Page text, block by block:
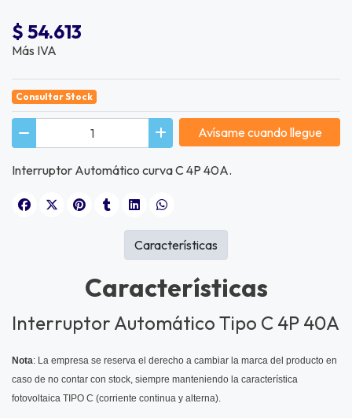
$ 54.613
Más IVA
Consultar Stock
Avísame cuando llegue
Interruptor Automático curva C 4P 40A.
Características
Interruptor Automático Tipo C 4P 40A
Nota: La empresa se reserva el derecho a cambiar la marca del producto en
caso de no contar con stock, siempre manteniendo la característica
fotovoltaica TIPO C (corriente continua y alterna).
Características